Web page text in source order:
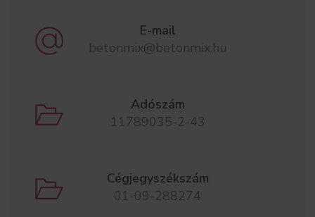
E-mail
betonmix@betonmix.hu
Adószám
11789035-2-43
Cégjegyszékszám
01-09-288274